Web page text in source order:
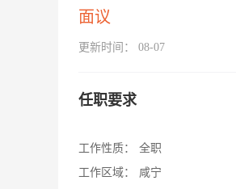
面议
更新时间： 08-07
任职要求
工作性质：
全职
工作区域：
咸宁